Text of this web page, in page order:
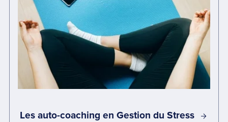
Les auto-coaching en Gestion du Stress